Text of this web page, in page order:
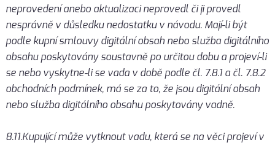
neprovedení anebo aktualizaci neprovedl či ji provedl
nesprávně v důsledku nedostatku v návodu. Mají-li být
podle kupní smlouvy digitální obsah nebo služba digitálního
obsahu poskytovány soustavně po určitou dobu a projeví-li
se nebo vyskytne-li se vada v době podle čl. 7.8.1 a čl. 7.8.2
obchodních podmínek, má se za to, že jsou digitální obsah
nebo služba digitálního obsahu poskytovány vadně.
8.11.Kupující může vytknout vadu, která se na věci projeví v